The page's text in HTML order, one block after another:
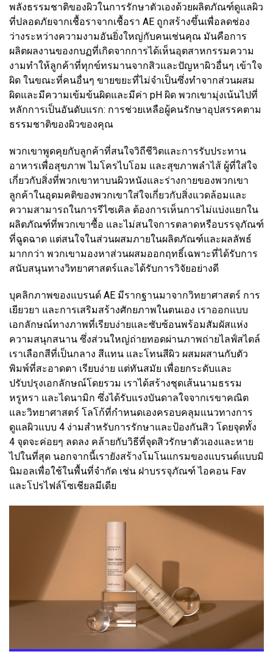
พลังธรรมชาติของผิวในการรักษาตัวเองด้วยผลิตภัณฑ์ดูแลผิว
ที่ปลอดภัยจากเชื้อราจากเชื้อรา AE ถูกสร้างขึ้นเพื่อลดช่อง
ว่างระหว่างความงามอันยิ่งใหญ่กับคนเช่นคุณ มันคือการ
ผลิตผลงานของกบฏที่เกิดจากการได้เห็นอุตสาหกรรมความ
งามทำให้ลูกค้าที่ทุกข์ทรมานจากสิวและปัญหาผิวอื่นๆ เข้าใจ
ผิด ในขณะที่คนอื่นๆ ขายขยะที่ไม่จำเป็นซึ่งทำจากส่วนผสม
ผิดและมีความเข้มข้นผิดและมีค่า pH ผิด พวกเขามุ่งเน้นไปที่
หลักการเป็นอันดับแรก: การช่วยเหลือผู้คนรักษาอุปสรรคตาม
ธรรมชาติของผิวของคุณ
พวกเขาพูดคุยกับลูกค้าที่สนใจวิถีชีวิตและการรับประทาน
อาหารเพื่อสุขภาพ ไมโครไบโอม และสุขภาพลำไส้ ผู้ที่ใส่ใจ
เกี่ยวกับสิ่งที่พวกเขาทาบนผิวหนังและร่างกายของพวกเขา
ลูกค้าในอุดมคติของพวกเขาใส่ใจเกี่ยวกับสิ่งแวดล้อมและ
ความสามารถในการรีไซเคิล ต้องการเห็นการไม่แบ่งแยกใน
ผลิตภัณฑ์ที่พวกเขาซื้อ และไม่สนใจการตลาดหรือบรรจุภัณฑ์
ที่ฉูดฉาด แต่สนใจในส่วนผสมภายในผลิตภัณฑ์และผลลัพธ์
มากกว่า พวกเขามองหาส่วนผสมออกฤทธิ์เฉพาะที่ได้รับการ
สนับสนุนทางวิทยาศาสตร์และได้รับการวิจัยอย่างดี
บุคลิกภาพของแบรนด์ AE มีรากฐานมาจากวิทยาศาสตร์ การ
เยียวยา และการเสริมสร้างศักยภาพในตนเอง เราออกแบบ
เอกลักษณ์ทางภาพที่เรียบง่ายและซับซ้อนพร้อมสัมผัสแห่ง
ความสนุกสนาน ซึ่งส่วนใหญ่ถ่ายทอดผ่านภาพถ่ายไลฟ์สไตล์
เราเลือกสีที่เป็นกลาง สีแทน และโทนสีผิว ผสมผสานกับตัว
พิมพ์ที่สะอาดตา เรียบง่าย แต่ทันสมัย เพื่อยกระดับและ
ปรับปรุงเอกลักษณ์โดยรวม เราได้สร้างชุดเส้นนามธรรม
หรูหรา และไดนามิก ซึ่งได้รับแรงบันดาลใจจากเรขาคณิต
และวิทยาศาสตร์ โลโก้ที่กำหนดเองครอบคลุมแนวทางการ
ดูแลผิวแบบ 4 ง่ามสำหรับการรักษาและป้องกันสิว โดยจุดทั้ง
4 จุดจะค่อยๆ ลดลง คล้ายกับวิธีที่จุดสิวรักษาตัวเองและหาย
ไปในที่สุด นอกจากนี้เรายังสร้างโมโนแกรมของแบรนด์แบบมิ
นิมอลเพื่อใช้ในพื้นที่จำกัด เช่น ฝาบรรจุภัณฑ์ ไอคอน Fav
และโปรไฟล์โซเชียลมีเดีย